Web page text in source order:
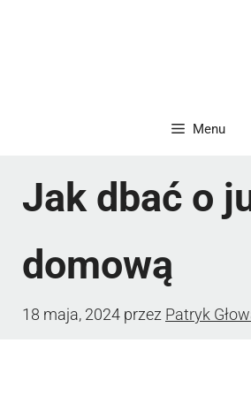
Menu
Jak dbać o
domową
18 maja, 2024 przez Patryk